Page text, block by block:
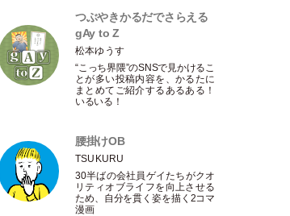
つぶやきかるだでさらえる
gAy to Z
松本ゆうす
“こっち界隈”のSNSで見かけるこ
とが多い投稿内容を、かるたに
まとめてご紹介するあるある！
いるいる！
腰掛けOB
TSUKURU
30半ばの会社員ゲイたちがクオ
リティオブライフを向上させる
ため、自分を貫く姿を描く2コマ
漫画